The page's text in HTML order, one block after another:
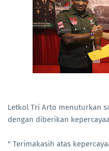
Letkol Tri Arto menuturkan
dengan diberikan
" Terimakasih atas